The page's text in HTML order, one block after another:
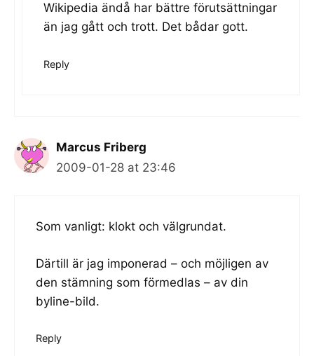
Wikipedia ändå har bättre förutsättningar
än jag gått och trott. Det bådar gott.
Reply
Marcus Friberg
2009-01-28 at 23:46
Som vanligt: klokt och välgrundat.
Därtill är jag imponerad – och möjligen av
den stämning som förmedlas – av din
byline-bild.
Reply